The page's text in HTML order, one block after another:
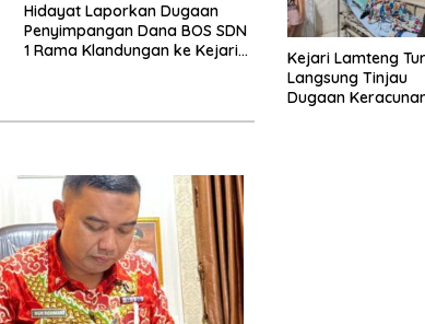
Hidayat Laporkan Dugaan
Penyimpangan Dana BOS SDN
1 Rama Klandungan ke Kejari
Kejari Lamteng
Langsung Tinjau
Dugaan